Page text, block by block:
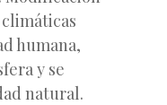
humana,
y se
natural.